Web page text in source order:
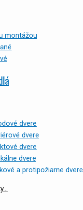
montážou
dvere
dvere
dvere
dvere
a protipožiarne dvere